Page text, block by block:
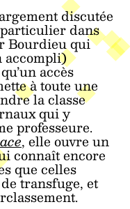
discutée
dans
Bourdieu qui
accompli)
accès
à toute une
la classe
qui y
professeure.
, elle ouvre un
connaît encore
que celles
transfuge, et